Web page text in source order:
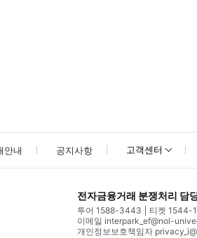
안내 공지사항 고객센터
전자금융거래 분쟁처리 담
투어 1588-3443
티켓 1544-
이메일 interpark_ef@nol-
개인정보보호책임자